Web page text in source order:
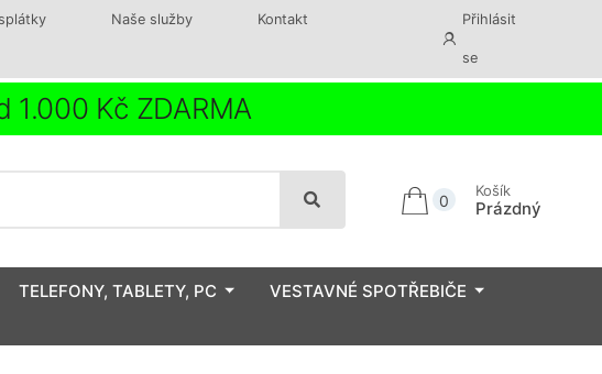
Naše služby Kontakt Přihlásit
se
1.000 Kč ZDARMA
0
Košík
Prázdný
TELEFONY, TABLETY, PC
VESTAVNÉ SPOTŘEBIČE